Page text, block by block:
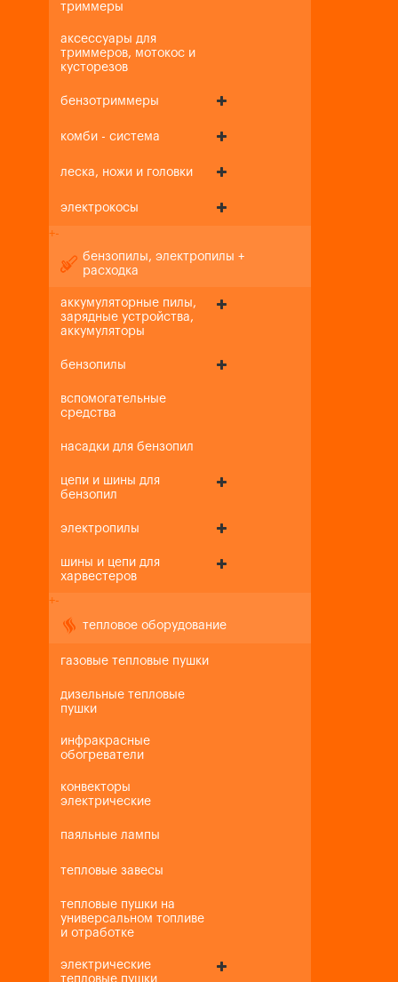
триммеры
аксессуары для
триммеров, мотокос и
кусторезов
бензотриммеры
комби - система
леска, ножи и головки
электрокосы
+-
бензопилы, электропилы +
расходка
аккумуляторные пилы,
зарядные устройства,
аккумуляторы
бензопилы
вспомогательные
средства
насадки для бензопил
цепи и шины для
бензопил
электропилы
шины и цепи для
харвестеров
+-
тепловое оборудование
газовые тепловые пушки
дизельные тепловые
пушки
инфракрасные
обогреватели
конвекторы
электрические
паяльные лампы
тепловые завесы
тепловые пушки на
универсальном топливе
и отработке
электрические
тепловые пушки